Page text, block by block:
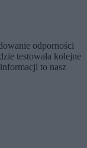
odporności
testowała kolejne
to nasz